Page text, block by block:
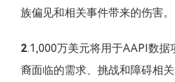
族偏见和相关事件带来的伤害。
2.1,000万美元将用于AAPI数据
裔面临的需求、挑战和障碍相